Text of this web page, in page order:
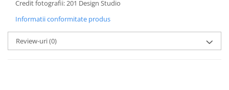
Credit fotografii: 201 Design Studio
Informatii conformitate produs
Review-uri(0)